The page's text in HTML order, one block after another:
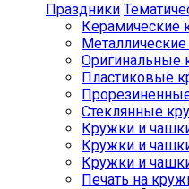
Праздники
Керамические
Оригинальные
Пластиковые
Стеклянные
Кружки и
Кружки и
Кружки и
Печать на